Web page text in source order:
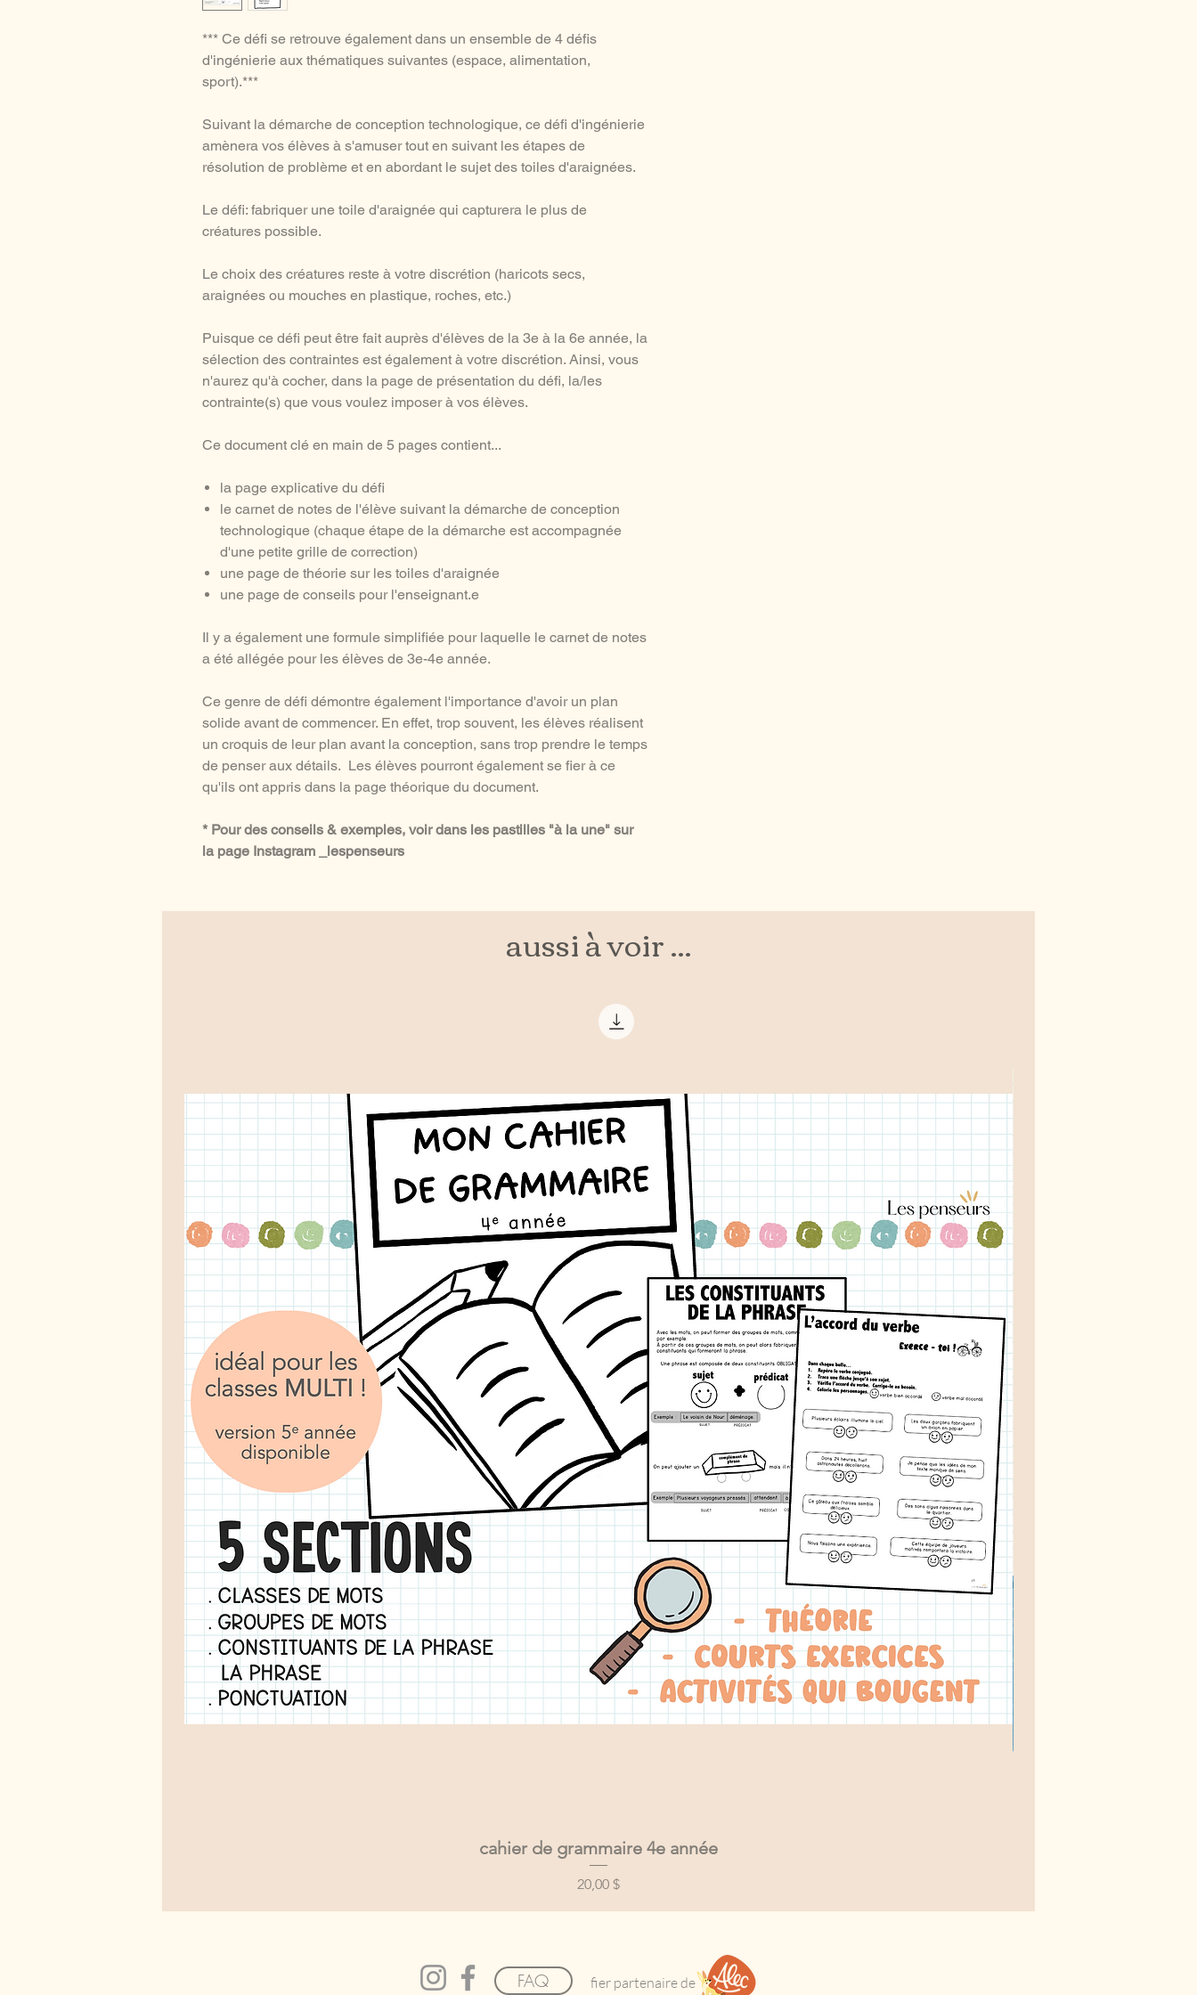
*** Ce défi se retrouve également dans un ensemble de 4 défis
d'ingénierie aux thématiques suivantes (espace, alimentation,
sport).***
Suivant la démarche de conception technologique, ce défi d'ingénierie
amènera vos élèves à s'amuser tout en suivant les étapes de
résolution de problème et en abordant le sujet des toiles d'araignées.
Le défi: fabriquer une toile d'araignée qui capturera le plus de
créatures possible.
Le choix des créatures reste à votre discrétion (haricots secs,
araignées ou mouches en plastique, roches, etc.)
Puisque ce défi peut être fait auprès d'élèves de la 3e à la 6e année, la
sélection des contraintes est également à votre discrétion. Ainsi, vous
n'aurez qu'à cocher, dans la page de présentation du défi, la/les
contrainte(s) que vous voulez imposer à vos élèves.
Ce document clé en main de 5 pages contient...
la page explicative du défi
le carnet de notes de l'élève suivant la démarche de conception
technologique (chaque étape de la démarche est accompagnée
d'une petite grille de correction)
une page de théorie sur les toiles d'araignée
une page de conseils pour l'enseignant.e
Il y a également une formule simplifiée pour laquelle le carnet de notes
a été allégée pour les élèves de 3e-4e année.
Ce genre de défi démontre également l'importance d'avoir un plan
solide avant de commencer. En effet, trop souvent, les élèves réalisent
un croquis de leur plan avant la conception, sans trop prendre le temps
de penser aux détails. Les élèves pourront également se fier à ce
qu'ils ont appris dans la page théorique du document.
* Pour des conseils & exemples, voir dans les pastilles "à la une" sur
la page Instagram _lespenseurs
aussi à voir ...
Aperçu rapide
cahier de grammaire 4e année
Prix
20,00 $
FAQ fier partenaire de